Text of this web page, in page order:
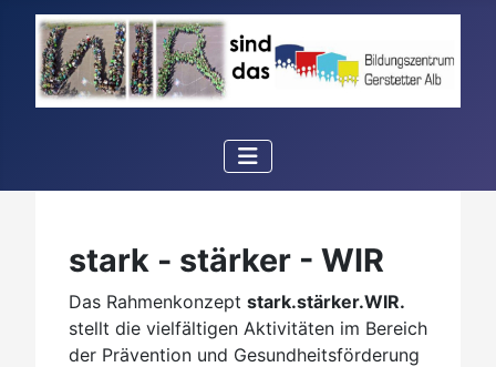
stark - stärker - WIR
Das Rahmenkonzept stark.stärker.WIR.
stellt die vielfältigen Aktivitäten im Bereich
der Prävention und Gesundheitsförderung